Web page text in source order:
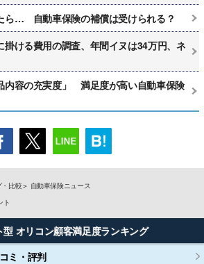
ら… 自動車保険の補償は受けられる？
ける費用の調査、年間イヌは34万円、ネ
内容の充実度」 満足度が高い自動車保険
比較
自動車保険ニュース
ト
オリコン顧客満足度ランキング
ミ・評判